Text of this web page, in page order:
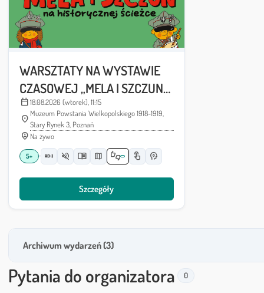
WARSZTATY NA WYSTAWIE
CZASOWEJ „MELA I SZCZUN
NA HISTORYCZNEJ ŚCIEŻCE”
(PJM)
calendar_today
Data:18.08.2026 (wtorek), 11:15
location_on
Lokalizacja:
Muzeum Powstania Wielkopolskiego 1918-1919,
Stary Rynek 3, Poznań
person_pin_circle
Sposób realizacji:
Na żywo
5+ audio_description volume_off menu_book map thumbs_up_down touch_app psychology
Szczegóły
Archiwum wydarzeń (3)
Pytania do organizatora 0